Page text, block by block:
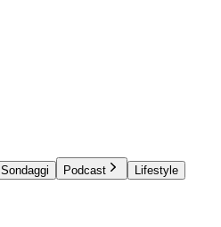
Sondaggi Podcast
Lifestyle